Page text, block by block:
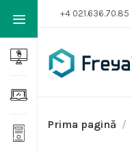
+4 021.636.70.85
Prima pagină